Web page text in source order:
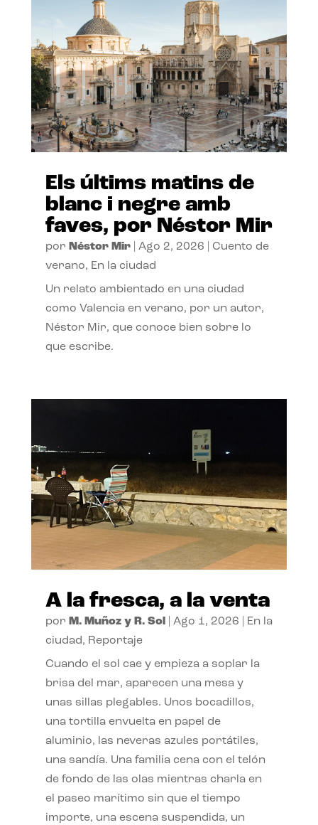
Els últims matins de
blanc i negre amb
faves, por Néstor Mir
por Néstor Mir| Ago 2, 2026
Cuento de
verano, En la ciudad
Un relato ambientado en una ciudad
como Valencia en verano, por un autor,
Néstor Mir, que conoce bien sobre lo
que escribe.
A la fresca, a la venta
por M. Muñoz y R. Sol| Ago 1, 2026
En la
ciudad, Reportaje
Cuando el sol cae y empieza a soplar la
brisa del mar, aparecen una mesa y
unas sillas plegables. Unos bocadillos,
una tortilla envuelta en papel de
aluminio, las neveras azules portátiles,
una sandía. Una familia cena con el telón
de fondo de las olas mientras charla en
el paseo marítimo sin que el tiempo
importe, una escena suspendida, un